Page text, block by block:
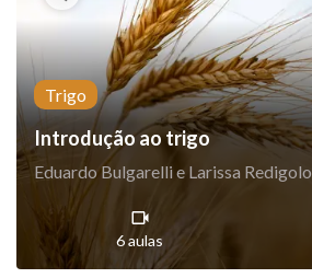
Trigo
Introdução ao trigo
Eduardo Bulgarelli e Larissa Redigolo
6 aulas